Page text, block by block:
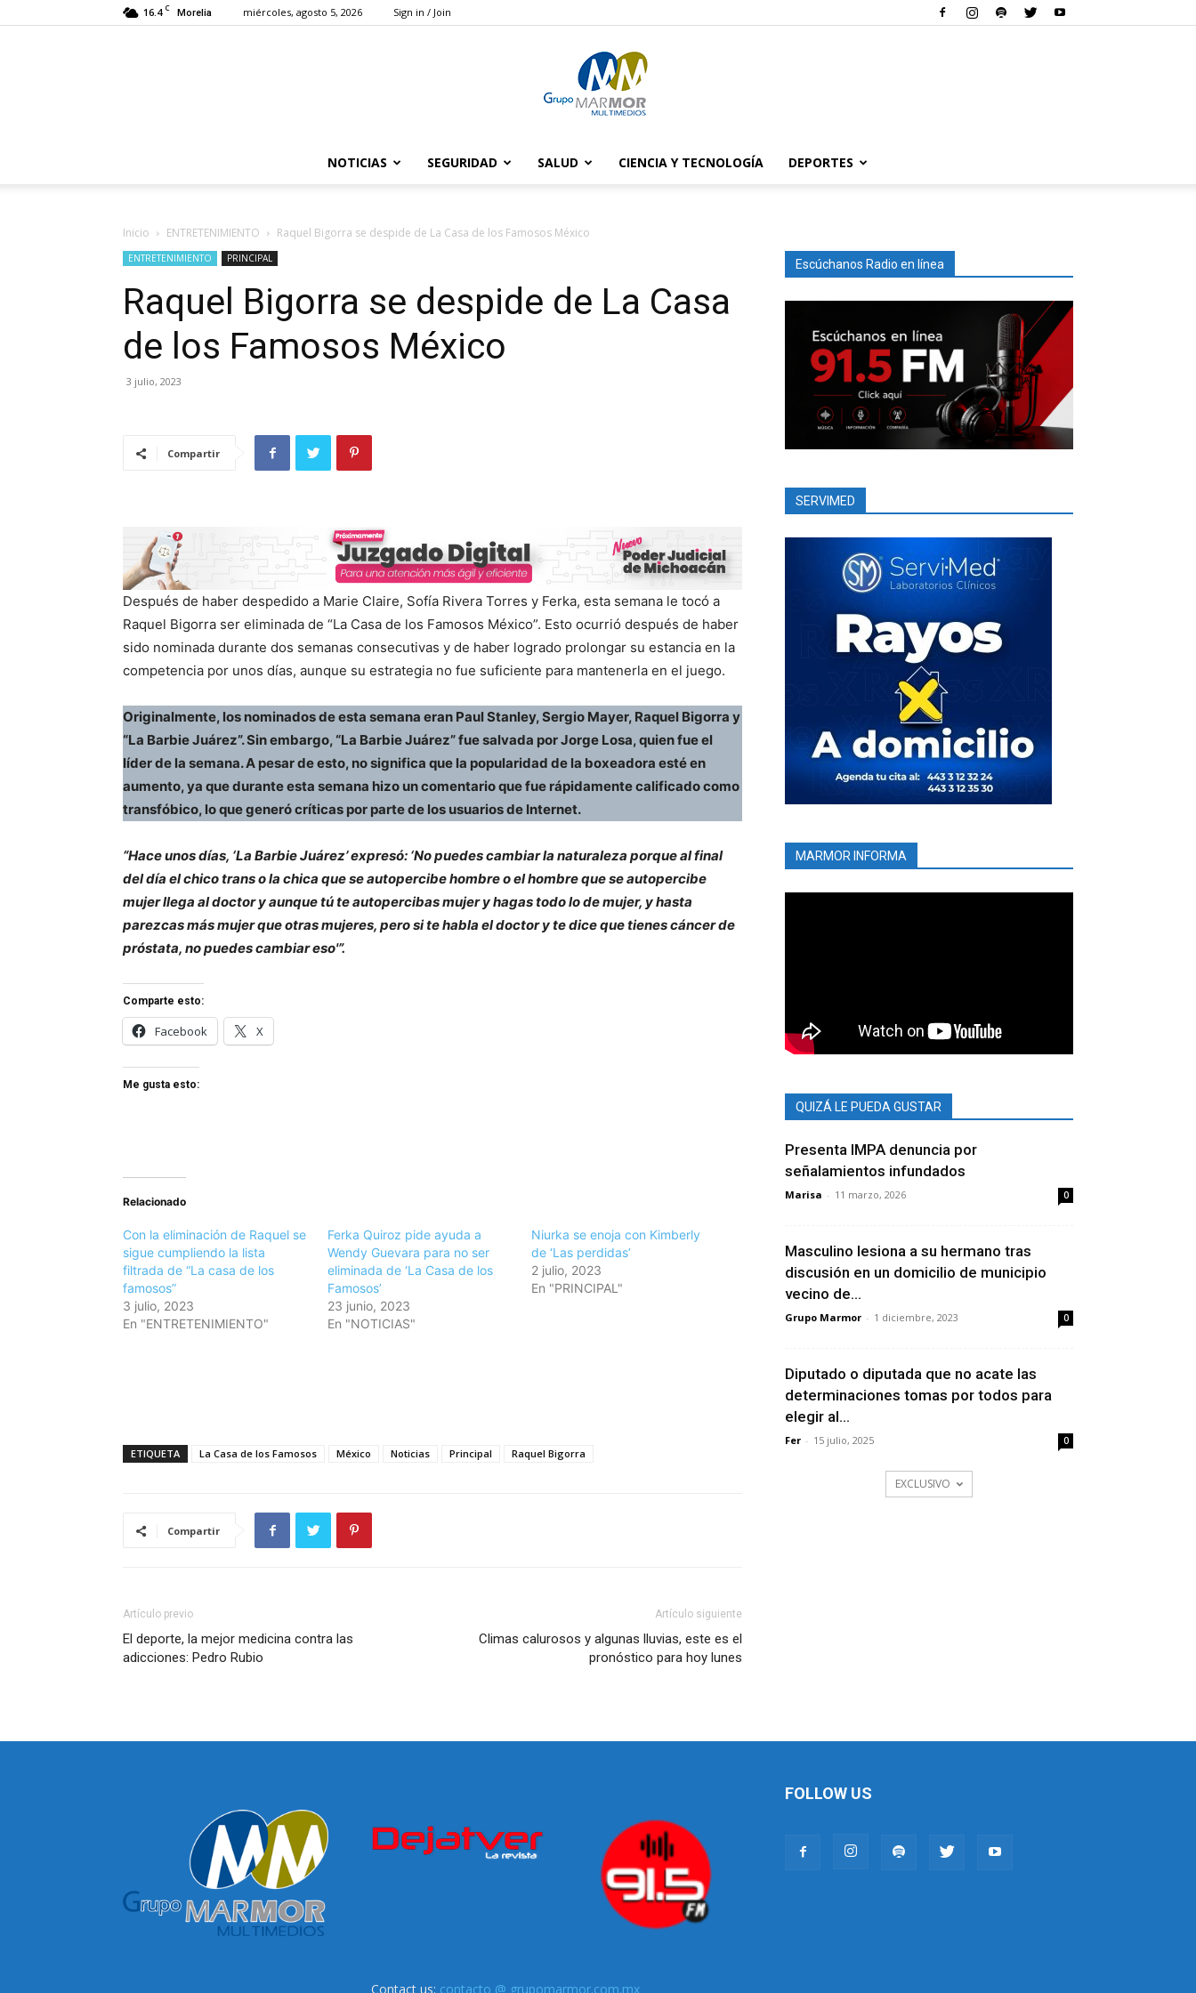
16.4 C Morelia miércoles, agosto 5, 2026 Sign in / Join
Marmor
NOTICIAS SEGURIDAD SALUD CIENCIA Y TECNOLOGÍA DEPORTES
Inicio ENTRETENIMIENTO Raquel Bigorra se despide de La Casa de los Famosos México
ENTRETENIMIENTO PRINCIPAL
Raquel Bigorra se despide de La Casa
de los Famosos México
3 julio, 2023
Compartir
Después de haber despedido a Marie Claire, Sofía Rivera Torres y Ferka, esta semana le tocó a
Raquel Bigorra ser eliminada de “La Casa de los Famosos México”. Esto ocurrió después de haber
sido nominada durante dos semanas consecutivas y de haber logrado prolongar su estancia en la
competencia por unos días, aunque su estrategia no fue suficiente para mantenerla en el juego.
Originalmente, los nominados de esta semana eran Paul Stanley, Sergio Mayer, Raquel Bigorra y
“La Barbie Juárez”. Sin embargo, “La Barbie Juárez” fue salvada por Jorge Losa, quien fue el
líder de la semana. A pesar de esto, no significa que la popularidad de la boxeadora esté en
aumento, ya que durante esta semana hizo un comentario que fue rápidamente calificado como
transfóbico, lo que generó críticas por parte de los usuarios de Internet.
“Hace unos días, ‘La Barbie Juárez’ expresó: ‘No puedes cambiar la naturaleza porque al final
del día el chico trans o la chica que se autopercibe hombre o el hombre que se autopercibe
mujer llega al doctor y aunque tú te autopercibas mujer y hagas todo lo de mujer, y hasta
parezcas más mujer que otras mujeres, pero si te habla el doctor y te dice que tienes cáncer de
próstata, no puedes cambiar eso'”.
Comparte esto:
Facebook X
Me gusta esto:
Relacionado
Con la eliminación de Raquel se
sigue cumpliendo la lista
filtrada de “La casa de los
famosos”
3 julio, 2023
En "ENTRETENIMIENTO"
Ferka Quiroz pide ayuda a
Wendy Guevara para no ser
eliminada de ‘La Casa de los
Famosos’
23 junio, 2023
En "NOTICIAS"
Niurka se enoja con Kimberly
de ‘Las perdidas’
2 julio, 2023
En "PRINCIPAL"
ETIQUETA La Casa de los Famosos México Noticias Principal Raquel Bigorra
Compartir
Artículo previo
El deporte, la mejor medicina contra las
adicciones: Pedro Rubio
Artículo siguiente
Climas calurosos y algunas lluvias, este es el
pronóstico para hoy lunes
Escúchanos Radio en línea
SERVIMED
MARMOR INFORMA
QUIZÁ LE PUEDA GUSTAR
Presenta IMPA denuncia por
señalamientos infundados
Marisa - 11 marzo, 2026 0
Masculino lesiona a su hermano tras
discusión en un domicilio de municipio
vecino de...
Grupo Marmor - 1 diciembre, 2023 0
Diputado o diputada que no acate las
determinaciones tomas por todos para
elegir al...
Fer - 15 julio, 2025 0
EXCLUSIVO
Contact us: contacto @ grupomarmor.com.mx
FOLLOW US